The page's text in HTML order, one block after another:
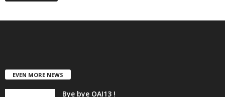
EVEN MORE NEWS
Bye bye OAI13 !